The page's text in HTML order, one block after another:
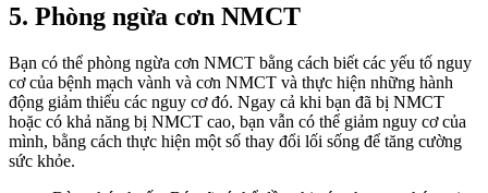
5. Phòng ngừa cơn NMCT
Bạn có thể phòng ngừa cơn NMCT bằng cách biết các yếu tố nguy
cơ của bệnh mạch vành và cơn NMCT và thực hiện những hành
động giảm thiểu các nguy cơ đó. Ngay cả khi bạn đã bị NMCT
hoặc có khả năng bị NMCT cao, bạn vẫn có thể giảm nguy cơ của
mình, bằng cách thực hiện một số thay đổi lối sống để tăng cường
sức khỏe.